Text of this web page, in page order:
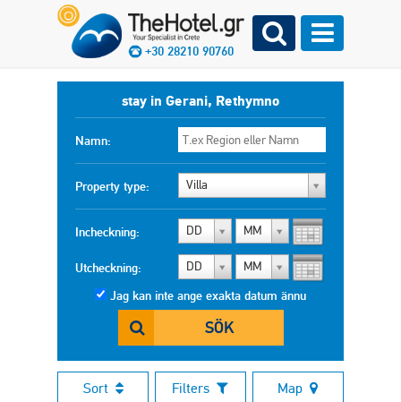
+30 28210 90760
stay in Gerani, Rethymno
Namn:
Property type: Villa
Incheckning: DD MM
Utcheckning: DD MM
Jag kan inte ange exakta datum ännu
SÖK
Sort Filters Map